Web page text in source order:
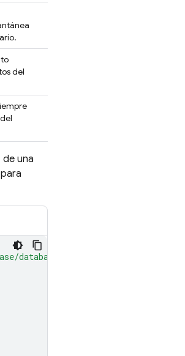
del
una
database"